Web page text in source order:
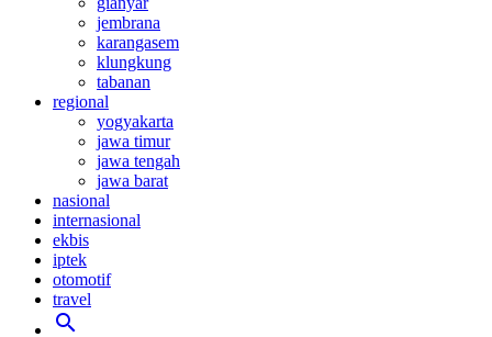
jembrana
karangasem
klungkung
tabanan
regional
yogyakarta
jawa timur
jawa tengah
jawa barat
nasional
internasional
ekbis
iptek
otomotif
travel
search